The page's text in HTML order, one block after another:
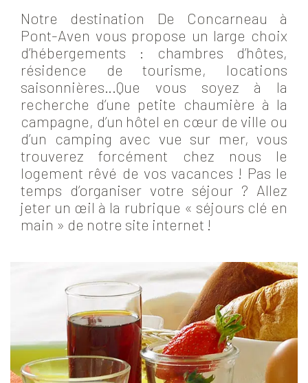
Notre destination De Concarneau à
Pont-Aven vous propose un large choix
d’hébergements : chambres d’hôtes,
résidence de tourisme, locations
saisonnières…Que vous soyez à la
recherche d’une petite chaumière à la
campagne, d’un hôtel en cœur de ville ou
d’un camping avec vue sur mer, vous
trouverez forcément chez nous le
logement rêvé de vos vacances ! Pas le
temps d’organiser votre séjour ? Allez
jeter un œil à la rubrique « séjours clé en
main » de notre site internet !